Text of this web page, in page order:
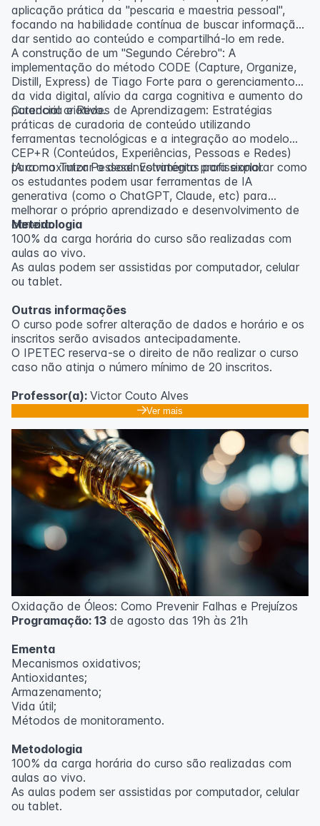
aplicação prática da "pescaria e maestria pessoal",
focando na habilidade contínua de buscar informação,
dar sentido ao conteúdo e compartilhá-lo em rede.
A construção de um "Segundo Cérebro": A
implementação do método CODE (Capture, Organize,
Distill, Express) de Tiago Forte para o gerenciamento
da vida digital, alívio da carga cognitiva e aumento do
potencial criativo.
Curadoria e Redes de Aprendizagem: Estratégias
práticas de curadoria de conteúdo utilizando
ferramentas tecnológicas e a integração ao modelo
CEP+R (Conteúdos, Experiências, Pessoas e Redes)
para maximizar o desenvolvimento profissional.
IA como Tutor Pessoal: Estratégias para explorar como
os estudantes podem usar ferramentas de IA
generativa (como o ChatGPT, Claude, etc) para
melhorar o próprio aprendizado e desenvolvimento de
carreira.
Metodologia
100% da carga horária do curso são realizadas com
aulas ao vivo.
As aulas podem ser assistidas por computador, celular
ou tablet.
Outras informações
O curso pode sofrer alteração de dados e horário e os
inscritos serão avisados ​​antecipadamente.
O IPETEC reserva-se o direito de não realizar o curso
caso não atinja o número mínimo de 20 inscritos.
Professor(a): Victor Couto Alves
Ver mais
Oxidação de Óleos: Como Prevenir Falhas e Prejuízos
Programação: 13 de agosto das 19h às 21h
Ementa
Mecanismos oxidativos;
Antioxidantes;
Armazenamento;
Vida útil;
Métodos de monitoramento.
Metodologia
100% da carga horária do curso são realizadas com
aulas ao vivo.
As aulas podem ser assistidas por computador, celular
ou tablet.